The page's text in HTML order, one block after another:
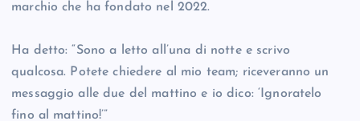
marchio che ha fondato nel 2022.
Ha detto: “Sono a letto all’una di notte e scrivo
qualcosa. Potete chiedere al mio team; riceveranno un
messaggio alle due del mattino e io dico: ‘Ignoratelo
fino al mattino!’”